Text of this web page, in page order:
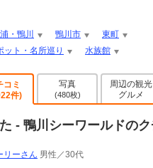
・鴨川 鴨川市
東町
ット・名所巡り 水族館
コミ
件)
写真
(480枚)
周辺の観光
グルメ
- 鴨川シーワールドのク
リーさん 男性／30代